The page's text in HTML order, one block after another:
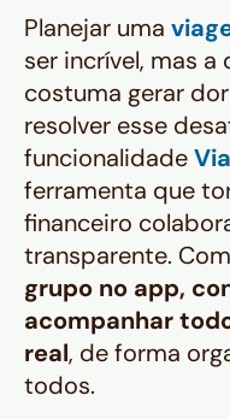
Planejar uma
ser incrível, mas
costuma gerar
resolver esse
funcionalidade
ferramenta que
financeiro
transparente.
grupo no app,
acompanhar
real, de forma
todos.